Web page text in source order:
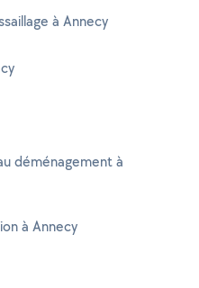
à Annecy
déménagement à
à Annecy